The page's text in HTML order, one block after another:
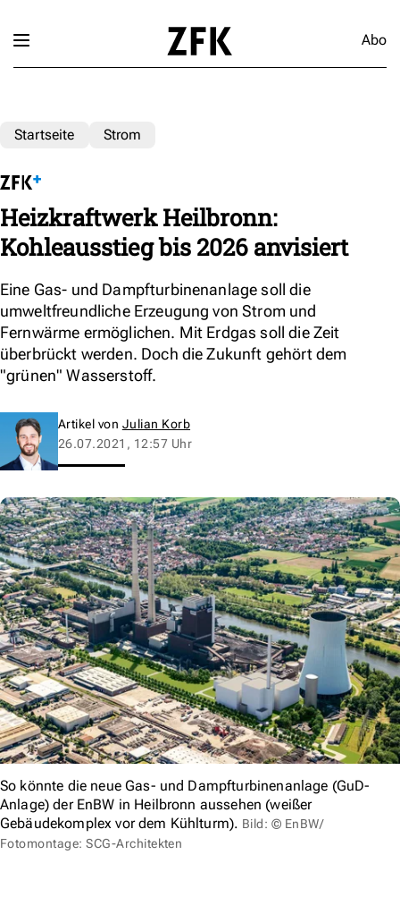
Abo
Startseite Strom
Heizkraftwerk Heilbronn:
Kohleausstieg bis 2026 anvisiert
Eine Gas- und Dampfturbinenanlage soll die
umweltfreundliche Erzeugung von Strom und
Fernwärme ermöglichen. Mit Erdgas soll die Zeit
überbrückt werden. Doch die Zukunft gehört dem
"grünen" Wasserstoff.
Artikel von Julian Korb
26.07.2021, 12:57 Uhr
So könnte die neue Gas- und Dampfturbinenanlage (GuD-
Anlage) der EnBW in Heilbronn aussehen (weißer
Gebäudekomplex vor dem Kühlturm). Bild: © EnBW/
Fotomontage: SCG-Architekten